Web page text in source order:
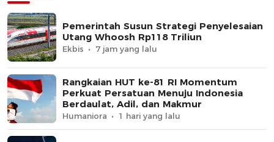
Pemerintah Susun Strategi Penyelesaian
Utang Whoosh Rp118 Triliun
Ekbis 7 jam yang lalu
Rangkaian HUT ke-81 RI Momentum
Perkuat Persatuan Menuju Indonesia
Berdaulat, Adil, dan Makmur
Humaniora 1 hari yang lalu